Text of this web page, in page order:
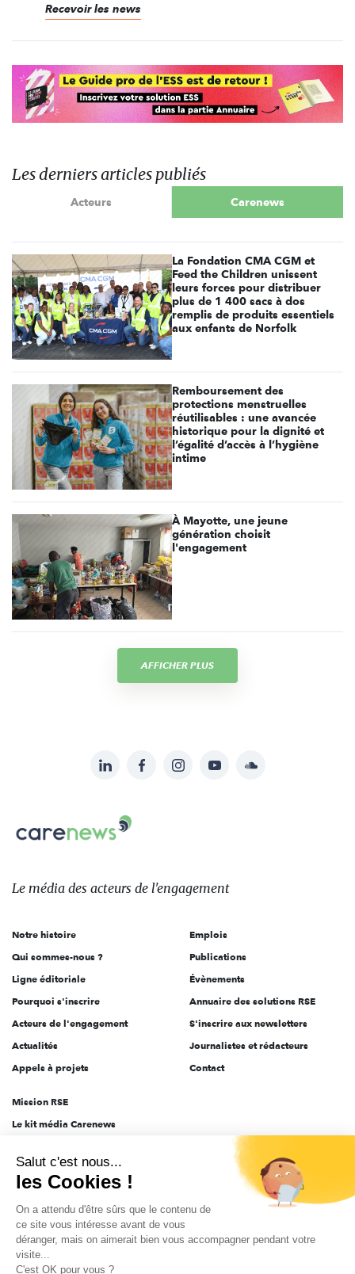
Recevoir les news
Les derniers articles publiés
Acteurs Carenews
La Fondation CMA CGM et
Feed the Children unissent
leurs forces pour distribuer
plus de 1 400 sacs à dos
remplis de produits essentiels
aux enfants de Norfolk
Remboursement des
protections menstruelles
réutilisables : une avancée
historique pour la dignité et
l’égalité d’accès à l’hygiène
intime
À Mayotte, une jeune
génération choisit
l'engagement
AFFICHER PLUS
sur:
LinkedInFacebookInstagramYouTubeSoundcloud
Le
des
l'engagement
Le média des acteurs de l'engagement
Notre histoire
Qui sommes-nous ?
Ligne éditoriale
Pourquoi s'inscrire
Acteurs de l'engagement
Actualités
Appels à projets
Emplois
Publications
Évènements
Annuaire des solutions RSE
S'inscrire aux newsletters
Journalistes et rédacteurs
Contact
Mission RSE
Le kit média Carenews
AEF info
Novethic
PRODURABLE
Inclusiv Day
Salut c'est nous...
les Cookies !
On a attendu d'être sûrs que le contenu de
ce site vous intéresse avant de vous
déranger, mais on aimerait bien vous accompagner pendant votre
visite...
C'est OK pour vous ?